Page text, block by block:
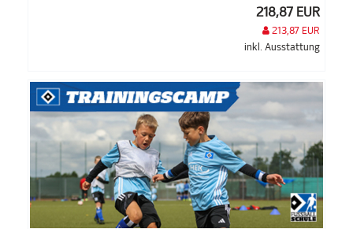
218,87 EUR
213,87 EUR
inkl. Ausstattung